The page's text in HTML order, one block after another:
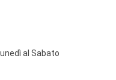
al Sabato